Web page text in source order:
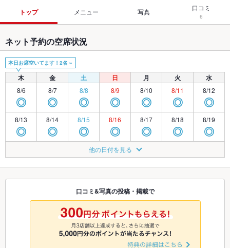
トップ メニュー 写真 口コミ
6
ネット予約の空席状況
本日お席空いてます！2名～
木 金 土 日 月 火 水
8/6
◎
8/7
◎
8/8
◎
8/9
◎
8/10
◎
8/11
◎
8/12
◎
8/13
◎
8/14
◎
8/15
◎
8/16
◎
8/17
◎
8/18
◎
8/19
◎
◎ ◎
8/22
◎
8/23
◎
8/24
◎ ◎ ◎
8/27 8/28 8/29
◎
8/30
◎
8/31
◎
9/1 9/2
9/5
◎ ◎ ◎ ◎
他の日付を見る
口コミ&写真の投稿・掲載で